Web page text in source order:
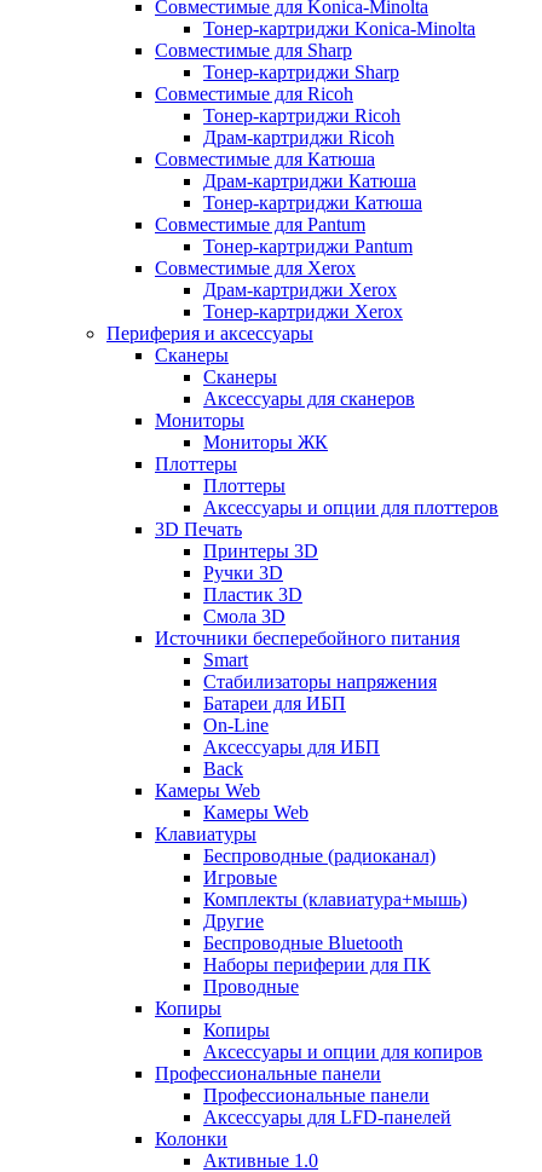
Совместимые для Konica-Minolta
Тонер-картриджи Konica-Minolta
Совместимые для Sharp
Тонер-картриджи Sharp
Совместимые для Ricoh
Тонер-картриджи Ricoh
Драм-картриджи Ricoh
Совместимые для Катюша
Драм-картриджи Катюша
Тонер-картриджи Катюша
Совместимые для Pantum
Тонер-картриджи Pantum
Совместимые для Xerox
Драм-картриджи Xerox
Тонер-картриджи Xerox
Периферия и аксессуары
Сканеры
Сканеры
Аксессуары для сканеров
Мониторы
Мониторы ЖК
Плоттеры
Плоттеры
Аксессуары и опции для плоттеров
3D Печать
Принтеры 3D
Ручки 3D
Пластик 3D
Смола 3D
Источники бесперебойного питания
Smart
Стабилизаторы напряжения
Батареи для ИБП
On-Line
Аксессуары для ИБП
Back
Камеры Web
Камеры Web
Клавиатуры
Беспроводные (радиоканал)
Игровые
Комплекты (клавиатура+мышь)
Другие
Беспроводные Bluetooth
Наборы периферии для ПК
Проводные
Копиры
Копиры
Аксессуары и опции для копиров
Профессиональные панели
Профессиональные панели
Аксессуары для LFD-панелей
Колонки
Активные 1.0